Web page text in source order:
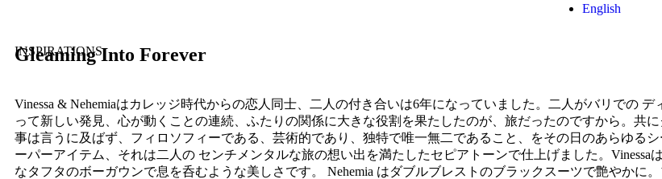
English
INSPIRATIONS
Gleaming Into Forever
Vinessa & Nehemiaはカレッジ時代からの恋人同士、二人の付き合いは6年になっていました。二人がバリでの
って新しい発見、心が動くことの連続、ふたりの関係に大きな役割を果たしたのが、旅だったのですから。共
事は言うに及ばず、フィロソフィーである、芸術的であり、独特で唯一無二であること、をその日のあらゆる
ーパーアイテム、それは二人の センチメンタルな旅の想い出を満たしたセピアトーンで仕上げました。
なタフタのボーガウンで息を呑むような美しさです。 Nehemia はダブルブレストのブラックスーツで艶やかに